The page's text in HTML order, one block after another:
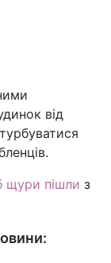
від
щури пішли з